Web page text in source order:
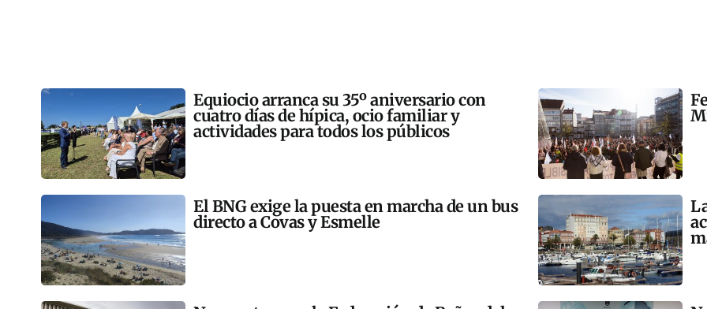
Equiocio arranca su 35º aniversario con
cuatro días de hípica, ocio familiar y
actividades para todos los públicos
El BNG exige la puesta en marcha de un bus
directo a Covas y Esmelle